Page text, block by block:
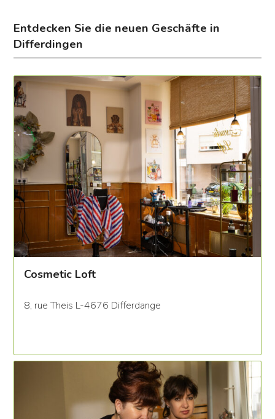
Entdecken Sie die neuen Geschäfte in
Differdingen
Cosmetic Loft
8, rue Theis L-4676 Differdange